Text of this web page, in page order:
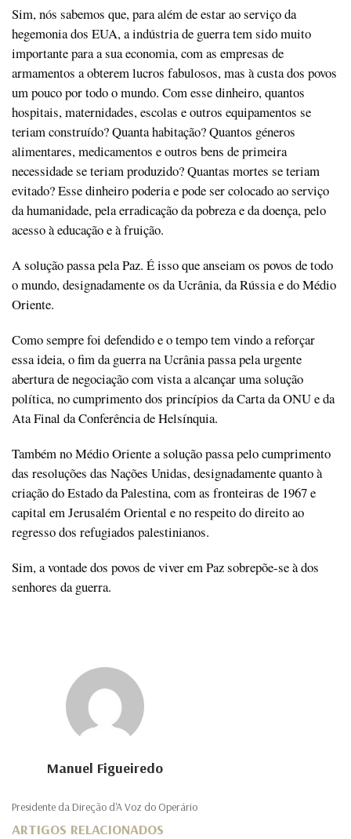
Sim, nós sabemos que, para além de estar ao serviço da
hegemonia dos EUA, a indústria de guerra tem sido muito
importante para a sua economia, com as empresas de
armamentos a obterem lucros fabulosos, mas à custa dos povos
um pouco por todo o mundo. Com esse dinheiro, quantos
hospitais, maternidades, escolas e outros equipamentos se
teriam construído? Quanta habitação? Quantos géneros
alimentares, medicamentos e outros bens de primeira
necessidade se teriam produzido? Quantas mortes se teriam
evitado? Esse dinheiro poderia e pode ser colocado ao serviço
da humanidade, pela erradicação da pobreza e da doença, pelo
acesso à educação e à fruição.
A solução passa pela Paz. É isso que anseiam os povos de todo
o mundo, designadamente os da Ucrânia, da Rússia e do Médio
Oriente.
Como sempre foi defendido e o tempo tem vindo a reforçar
essa ideia, o fim da guerra na Ucrânia passa pela urgente
abertura de negociação com vista a alcançar uma solução
política, no cumprimento dos princípios da Carta da ONU e da
Ata Final da Conferência de Helsínquia.
Também no Médio Oriente a solução passa pelo cumprimento
das resoluções das Nações Unidas, designadamente quanto à
criação do Estado da Palestina, com as fronteiras de 1967 e
capital em Jerusalém Oriental e no respeito do direito ao
regresso dos refugiados palestinianos.
Sim, a vontade dos povos de viver em Paz sobrepõe-se à dos
senhores da guerra.
Manuel Figueiredo
Presidente da Direção d'A Voz do Operário
ARTIGOS RELACIONADOS